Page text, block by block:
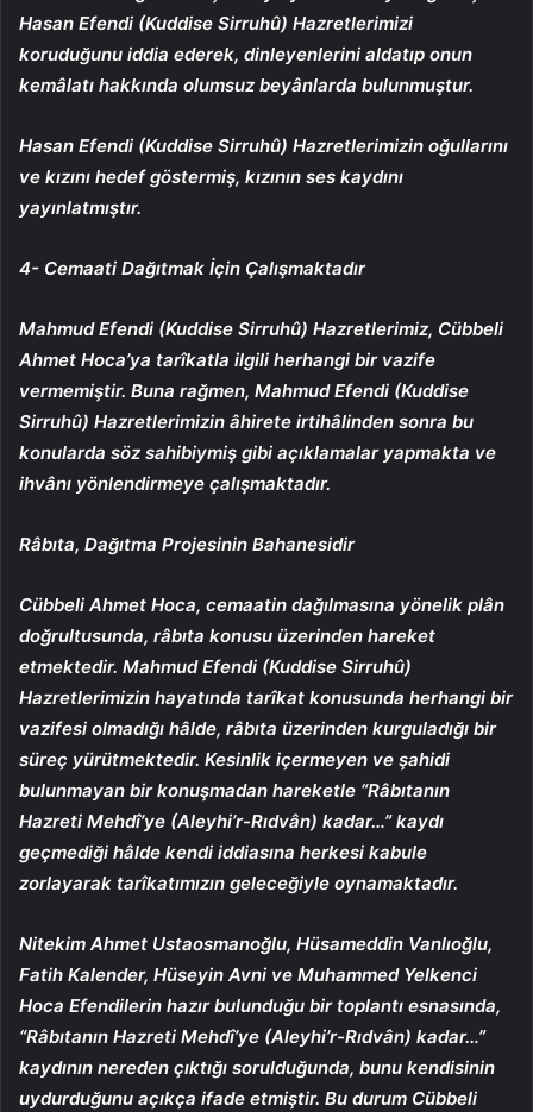
Hasan Efendi (Kuddise Sirruhû) Hazretlerimizi
koruduğunu iddia ederek, dinleyenlerini aldatıp onun
kemâlatı hakkında olumsuz beyânlarda bulunmuştur.
Hasan Efendi (Kuddise Sirruhû) Hazretlerimizin oğullarını
ve kızını hedef göstermiş, kızının ses kaydını
yayınlatmıştır.
4- Cemaati Dağıtmak İçin Çalışmaktadır
Mahmud Efendi (Kuddise Sirruhû) Hazretlerimiz, Cübbeli
Ahmet Hoca’ya tarîkatla ilgili herhangi bir vazife
vermemiştir. Buna rağmen, Mahmud Efendi (Kuddise
Sirruhû) Hazretlerimizin âhirete irtihâlinden sonra bu
konularda söz sahibiymiş gibi açıklamalar yapmakta ve
ihvânı yönlendirmeye çalışmaktadır.
Râbıta, Dağıtma Projesinin Bahanesidir
Cübbeli Ahmet Hoca, cemaatin dağılmasına yönelik plân
doğrultusunda, râbıta konusu üzerinden hareket
etmektedir. Mahmud Efendi (Kuddise Sirruhû)
Hazretlerimizin hayatında tarîkat konusunda herhangi bir
vazifesi olmadığı hâlde, râbıta üzerinden kurguladığı bir
süreç yürütmektedir. Kesinlik içermeyen ve şahidi
bulunmayan bir konuşmadan hareketle “Râbıtanın
Hazreti Mehdî’ye (Aleyhi’r-Rıdvân) kadar…” kaydı
geçmediği hâlde kendi iddiasına herkesi kabule
zorlayarak tarîkatımızın geleceğiyle oynamaktadır.
Nitekim Ahmet Ustaosmanoğlu, Hüsameddin Vanlıoğlu,
Fatih Kalender, Hüseyin Avni ve Muhammed Yelkenci
Hoca Efendilerin hazır bulunduğu bir toplantı esnasında,
“Râbıtanın Hazreti Mehdî’ye (Aleyhi’r-Rıdvân) kadar…”
kaydının nereden çıktığı sorulduğunda, bunu kendisinin
uydurduğunu açıkça ifade etmiştir. Bu durum Cübbeli